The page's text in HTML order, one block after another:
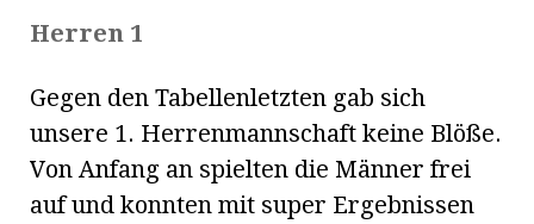
Herren 1
Gegen den Tabellenletzten gab sich
unsere 1. Herrenmannschaft keine Blöße.
Von Anfang an spielten die Männer frei
auf und konnten mit super Ergebnissen